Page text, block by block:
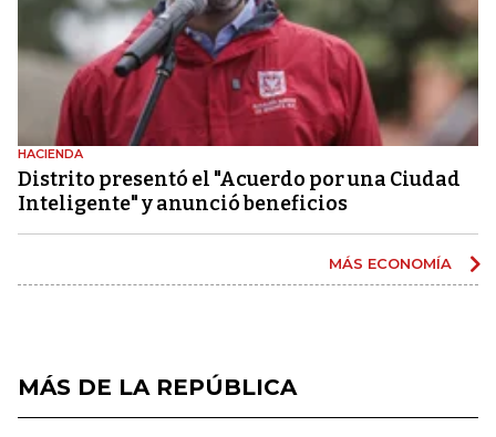
HACIENDA
Distrito presentó el "Acuerdo por una Ciudad
Inteligente" y anunció beneficios
MÁS ECONOMÍA
MÁS DE LA REPÚBLICA